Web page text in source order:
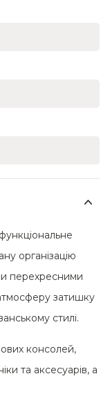
організацію
перехресними
затишку
стилі.
консолей,
та аксесуарів, а